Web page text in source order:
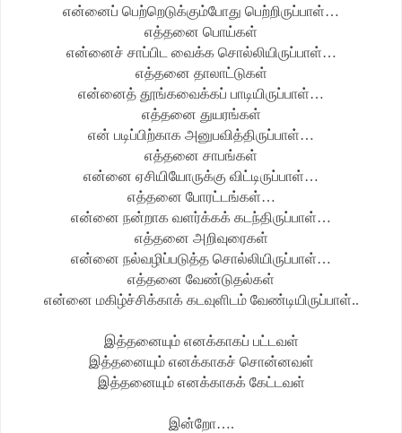
என்னைப் பெற்றெடுக்கும்போது பெற்றிருப்பாள்…
எத்தனை பொய்கள்
என்னைச் சாப்பிட வைக்க சொல்லியிருப்பாள்…
எத்தனை தாலாட்டுகள்
என்னைத் தூங்கவைக்கப் பாடியிருப்பாள்…
எத்தனை துயரங்கள்
என் படிப்பிற்காக அனுபவித்திருப்பாள்…
எத்தனை சாபங்கள்
என்னை ஏசியியோருக்கு விட்டிருப்பாள்…
எத்தனை போரட்டங்கள்…
என்னை நன்றாக வளர்க்கக் கடந்திருப்பாள்…
எத்தனை அறிவுரைகள்
என்னை நல்வழிப்படுத்த சொல்லியிருப்பாள்…
எத்தனை வேண்டுதல்கள்
என்னை மகிழ்ச்சிக்காக் கடவுளிடம் வேண்டியிருப்பாள்..
இத்தனையும் எனக்காகப் பட்டவள்
இத்தனையும் எனக்காகச் சொன்னவள்
இத்தனையும் எனக்காகக் கேட்டவள்
இன்றோ….